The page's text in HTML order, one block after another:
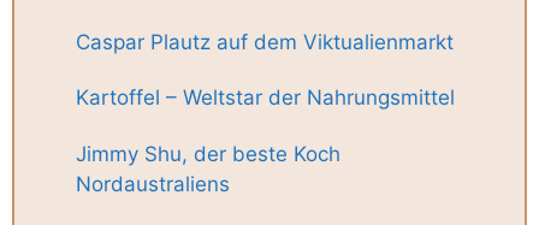
Caspar Plautz auf dem Viktualienmarkt
Kartoffel – Weltstar der Nahrungsmittel
Jimmy Shu, der beste Koch
Nordaustraliens